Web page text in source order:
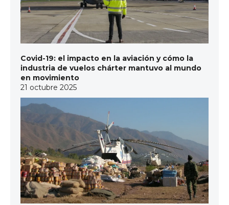
Covid-19: el impacto en la aviación y cómo la
industria de vuelos chárter mantuvo al mundo
en movimiento
21 octubre 2025